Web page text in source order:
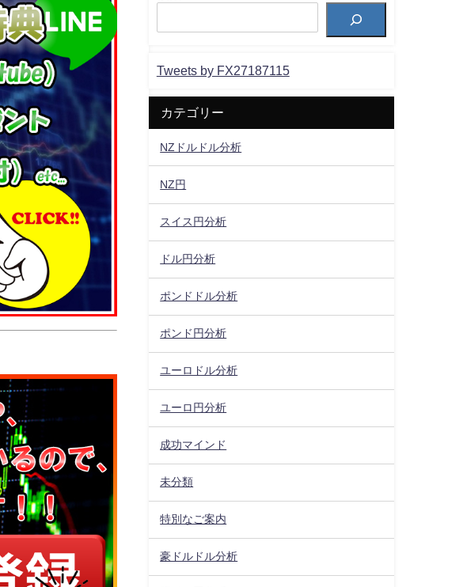
Tweets by FX27187115
カテゴリー
NZドルドル分析
NZ円
スイス円分析
ドル円分析
ポンドドル分析
ポンド円分析
ユーロドル分析
ユーロ円分析
成功マインド
未分類
特別なご案内
豪ドルドル分析